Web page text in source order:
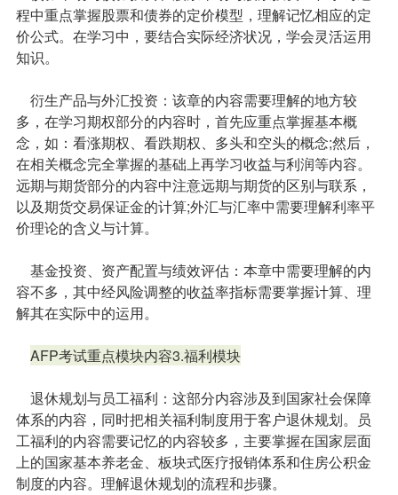
程中重点掌握股票和债券的定价模型，理解记忆相应的定
价公式。在学习中，要结合实际经济状况，学会灵活运用
知识。
衍生产品与外汇投资：该章的内容需要理解的地方较
多，在学习期权部分的内容时，首先应重点掌握基本概
念，如：看涨期权、看跌期权、多头和空头的概念;然后，
在相关概念完全掌握的基础上再学习收益与利润等内容。
远期与期货部分的内容中注意远期与期货的区别与联系，
以及期货交易保证金的计算;外汇与汇率中需要理解利率平
价理论的含义与计算。
基金投资、资产配置与绩效评估：本章中需要理解的内
容不多，其中经风险调整的收益率指标需要掌握计算、理
解其在实际中的运用。
AFP考试重点模块内容3.福利模块
退休规划与员工福利：这部分内容涉及到国家社会保障
体系的内容，同时把相关福利制度用于客户退休规划。员
工福利的内容需要记忆的内容较多，主要掌握在国家层面
上的国家基本养老金、板块式医疗报销体系和住房公积金
制度的内容。理解退休规划的流程和步骤。